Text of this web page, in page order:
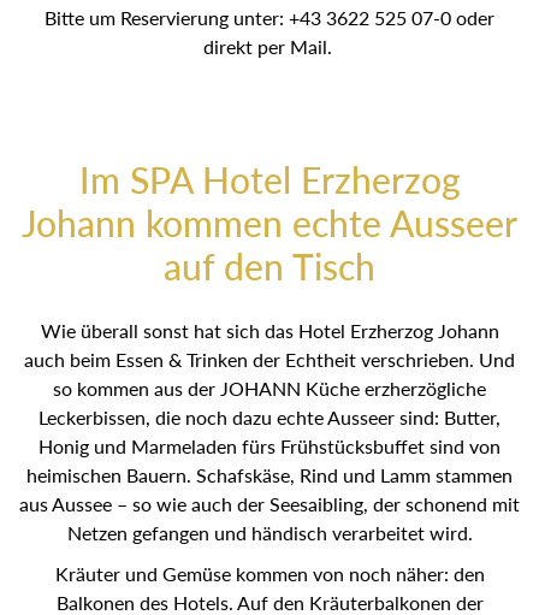
Bitte um Reservierung unter: +43 3622 525 07-0 oder
direkt per Mail.
Im SPA Hotel Erzherzog
Johann kommen echte Ausseer
auf den Tisch
Wie überall sonst hat sich das Hotel Erzherzog Johann
auch beim Essen & Trinken der Echtheit verschrieben. Und
so kommen aus der JOHANN Küche erzherzögliche
Leckerbissen, die noch dazu echte Ausseer sind: Butter,
Honig und Marmeladen fürs Frühstücksbuffet sind von
heimischen Bauern. Schafskäse, Rind und Lamm stammen
aus Aussee – so wie auch der Seesaibling, der schonend mit
Netzen gefangen und händisch verarbeitet wird.
Kräuter und Gemüse kommen von noch näher: den
Balkonen des Hotels. Auf den Kräuterbalkonen der